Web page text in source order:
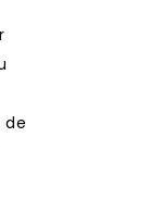
de